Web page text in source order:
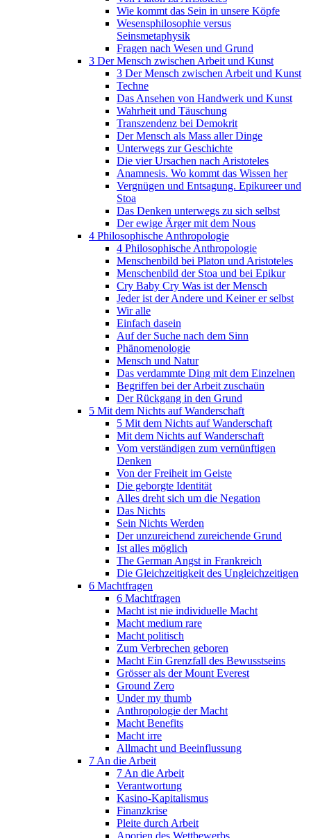
Wie kommt das Sein in unsere Köpfe
Wesensphilosophie versus
Seinsmetaphysik
Fragen nach Wesen und Grund
3 Der Mensch zwischen Arbeit und Kunst
3 Der Mensch zwischen Arbeit und Kunst
Techne
Das Ansehen von Handwerk und Kunst
Wahrheit und Täuschung
Transzendenz bei Demokrit
Der Mensch als Mass aller Dinge
Unterwegs zur Geschichte
Die vier Ursachen nach Aristoteles
Anamnesis. Wo kommt das Wissen her
Vergnügen und Entsagung. Epikureer und
Stoa
Das Denken unterwegs zu sich selbst
Der ewige Ärger mit dem Nous
4 Philosophische Anthropologie
4 Philosophische Anthropologie
Menschenbild bei Platon und Aristoteles
Menschenbild der Stoa und bei Epikur
Cry Baby Cry Was ist der Mensch
Jeder ist der Andere und Keiner er selbst
Wir alle
Einfach dasein
Auf der Suche nach dem Sinn
Phänomenologie
Mensch und Natur
Das verdammte Ding mit dem Einzelnen
Begriffen bei der Arbeit zuschaün
Der Rückgang in den Grund
5 Mit dem Nichts auf Wanderschaft
5 Mit dem Nichts auf Wanderschaft
Mit dem Nichts auf Wanderschaft
Vom verständigen zum vernünftigen
Denken
Von der Freiheit im Geiste
Die geborgte Identität
Alles dreht sich um die Negation
Das Nichts
Sein Nichts Werden
Der unzureichend zureichende Grund
Ist alles möglich
The German Angst in Frankreich
Die Gleichzeitigkeit des Ungleichzeitigen
6 Machtfragen
6 Machtfragen
Macht ist nie individuelle Macht
Macht medium rare
Macht politisch
Zum Verbrechen geboren
Macht Ein Grenzfall des Bewusstseins
Grösser als der Mount Everest
Ground Zero
Under my thumb
Anthropologie der Macht
Macht Benefits
Macht irre
Allmacht und Beeinflussung
7 An die Arbeit
7 An die Arbeit
Verantwortung
Kasino-Kapitalismus
Finanzkrise
Pleite durch Arbeit